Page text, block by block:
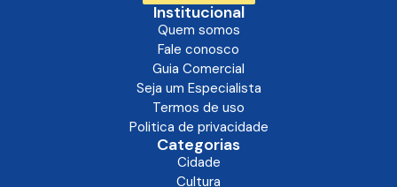
Institucional
Quem somos
Fale conosco
Guia Comercial
Seja um Especialista
Termos de uso
Politica de privacidade
Categorias
Cidade
Cultura